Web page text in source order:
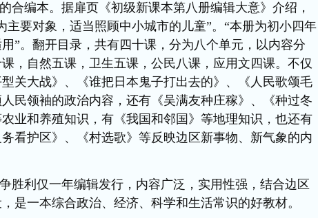
合编本。据扉页《初级新课本第八册编辑大意》介绍，
主要对象，适当照顾中小城市的儿童”。“本册为初小四年
”。翻开目录，共有四十课，分为八个单元，以内容分
，自然五课，卫生五课，公民八课，应用文四课。不仅
关大战》、《谁把日本鬼子打出去的》、《人民歌颂毛
民领袖的政治内容，还有《吴满友种庄稼》、《种过冬
业和养殖知识，有《我国和邻国》等地理知识，也还有
务看护区》、《村选歌》等反映边区新事物、新气象的内
胜利仅一年编辑发行，内容广泛，实用性强，结合边区
是一本综合政治、经济、科学和生活常识的好教材。